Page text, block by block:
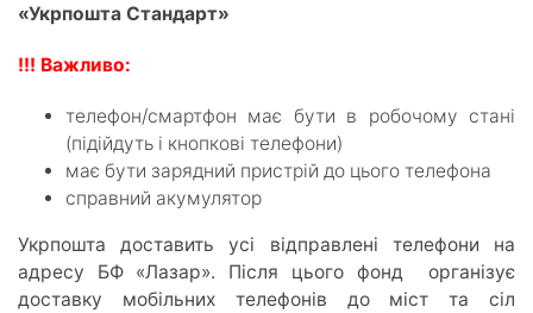
«Укрпошта Стандарт»
!!! Важливо:
телефон/смартфон має бути в робочому стані
(підійдуть і кнопкові телефони)
має бути зарядний пристрій до цього телефона
справний акумулятор
Укрпошта доставить усі відправлені телефони на
адресу БФ «Лазар». Після цього фонд організує
доставку мобільних телефонів до міст та сіл